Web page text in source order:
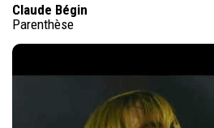
Claude Bégin
Parenthèse